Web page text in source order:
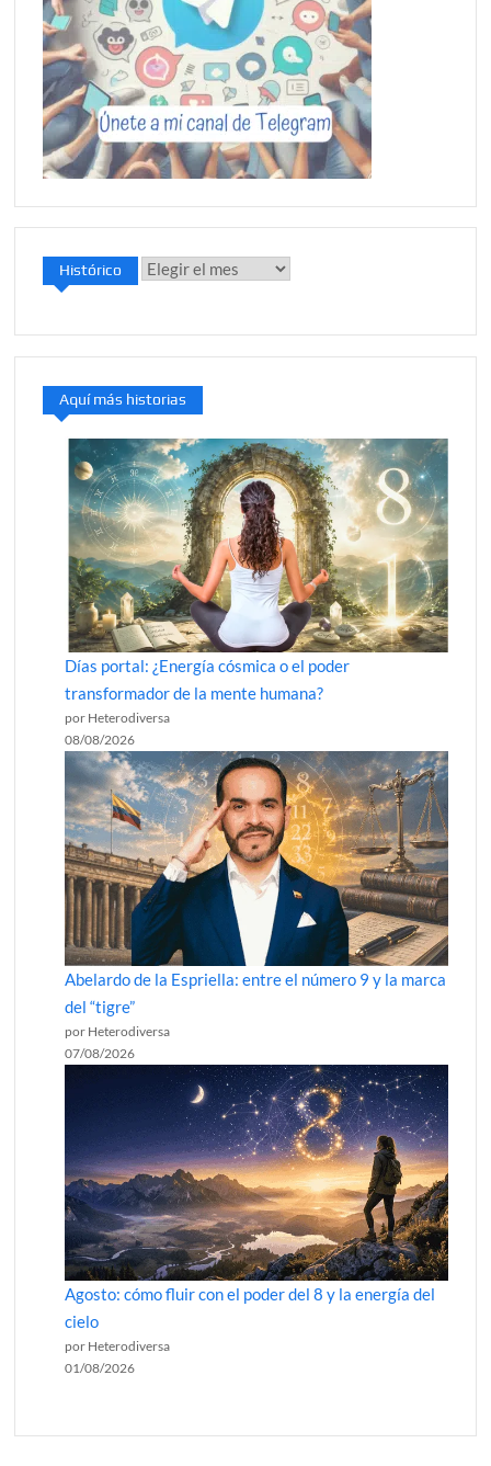
Histórico Histórico
Aquí más historias
Días portal: ¿Energía cósmica o el poder
transformador de la mente humana?
por Heterodiversa
08/08/2026
Abelardo de la Espriella: entre el número 9 y la marca
del “tigre”
por Heterodiversa
07/08/2026
Agosto: cómo fluir con el poder del 8 y la energía del
cielo
por Heterodiversa
01/08/2026